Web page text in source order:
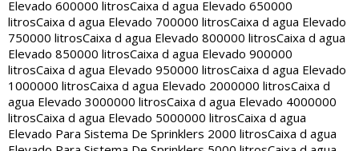
Elevado 600000 litrosCaixa d agua Elevado 650000
litrosCaixa d agua Elevado 700000 litrosCaixa d agua Elevado
750000 litrosCaixa d agua Elevado 800000 litrosCaixa d agua
Elevado 850000 litrosCaixa d agua Elevado 900000
litrosCaixa d agua Elevado 950000 litrosCaixa d agua Elevado
1000000 litrosCaixa d agua Elevado 2000000 litrosCaixa d
agua Elevado 3000000 litrosCaixa d agua Elevado 4000000
litrosCaixa d agua Elevado 5000000 litrosCaixa d agua
Elevado Para Sistema De Sprinklers 2000 litrosCaixa d agua